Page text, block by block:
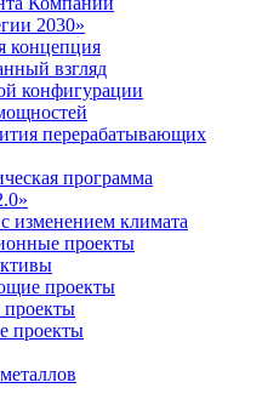
2030»
концепция
взгляд
конфигурации
перерабатывающих
программа
изменением климата
проекты
проекты
проекты
проекты